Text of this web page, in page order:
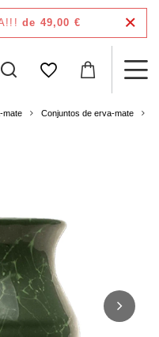
de 49,00 €
mate Conjuntos de erva-mate